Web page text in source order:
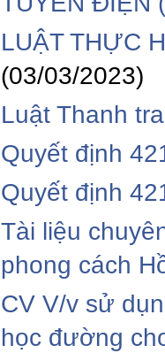
LUẬT THỰC
(03/03/2023)
Luật Thanh
Quyết định
Quyết định
Tài liệu
phong cách
CV V/v sử
học đường